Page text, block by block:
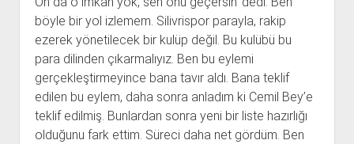
böyle bir yol izlemem. Silivrispor parayla, rakip
ezerek yönetilecek bir kulüp değil. Bu kulübü bu
para dilinden çıkarmalıyız. Ben bu eylemi
gerçekleştirmeyince bana tavır aldı. Bana teklif
edilen bu eylem, daha sonra anladım ki Cemil Bey’e
teklif edilmiş. Bunlardan sonra yeni bir liste hazırlığı
olduğunu fark ettim. Süreci daha net gördüm. Ben